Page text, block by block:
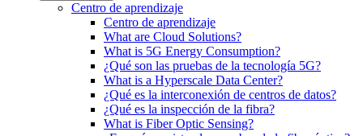
Centro de aprendizaje
Centro de aprendizaje
What are Cloud Solutions?
What is 5G Energy Consumption?
¿Qué son las pruebas de la tecnología 5G?
What is a Hyperscale Data Center?
¿Qué es la interconexión de centros de datos?
¿Qué es la inspección de la fibra?
What is Fiber Optic Sensing?